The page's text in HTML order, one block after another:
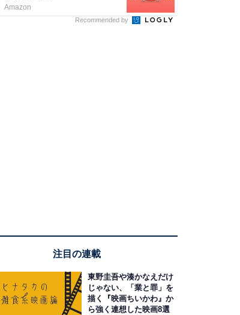
Amazon
Recommended by
注目の連載
東野圭吾や湊かなえだけ
じゃない、「業と罪」を
描く『映画ちいかわ』か
ら強く連想した映画8選